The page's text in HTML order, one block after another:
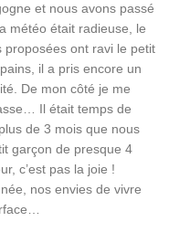
et nous avons passé
météo était radieuse, le
proposées ont ravi le petit
il a pris encore un
De mon côté je me
Il était temps de
de 3 mois que nous
garçon de presque 4
c’est pas la joie !
nos envies de vivre